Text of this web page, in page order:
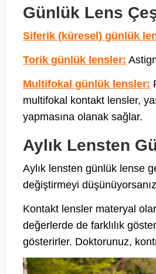
Günlük Lens
Siferik (küresel) günlük
Torik günlük lensler:
Multifokal günlük lensler:
multifokal kontakt lensler,
yapmasına olanak sağlar.
Aylık Lensten
Aylık lensten günlük lense
değiştirmeyi
Kontakt lensler materyal
değerlerde de farklılık
gösterirler. Doktorunuz,